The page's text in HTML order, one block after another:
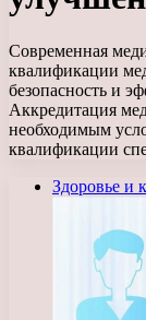
Современная
квалификации
безопасность и
Аккредитация
необходимым
квалификации
Здоровье и